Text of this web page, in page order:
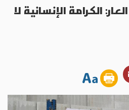
الكرامة الإنسانية لا